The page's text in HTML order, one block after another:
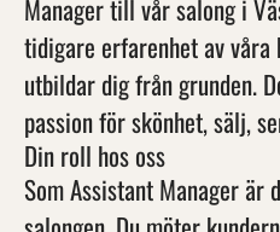
Manager till vår salong i
tidigare erfarenhet av våra
utbildar dig från grunden.
passion för skönhet, sälj,
Din roll hos oss
Som Assistant Manager är